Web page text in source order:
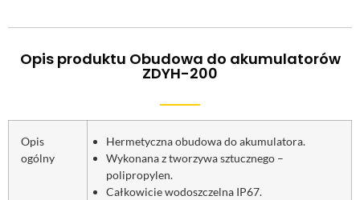
Opis produktu Obudowa do akumulatorów
ZDYH-200
Opis
ogólny
Hermetyczna obudowa do akumulatora.
Wykonana z tworzywa sztucznego –
polipropylen.
Całkowicie wodoszczelna IP67.